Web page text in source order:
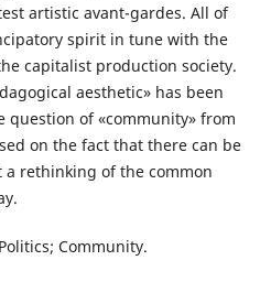
artistic avant-gardes. All of
spirit in tune with the
capitalist production society.
aesthetic» has been
question of «community» from
on the fact that there can be
rethinking of the common
Community.